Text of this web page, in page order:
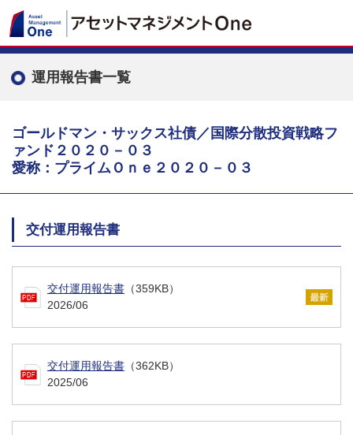
運用報告書一覧
ゴールドマン・サックス社債／国際分散投資戦略フ
ァンド２０２０－０３
愛称：プライムＯｎｅ２０２０－０３
交付運用報告書
交付運用報告書 （359KB）
2026/06
交付運用報告書 （362KB）
2025/06